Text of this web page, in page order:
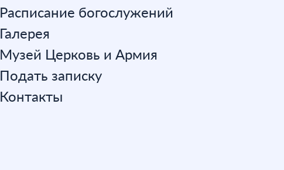
Расписание богослужений
Галерея
Музей Церковь и Армия
Подать записку
Контакты